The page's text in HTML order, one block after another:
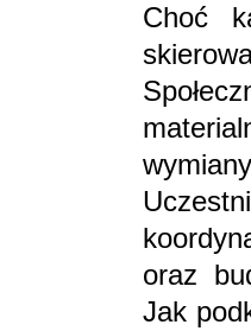
Choć
oraz
Jak